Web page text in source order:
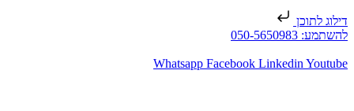
דילוג לתוכן
להשתמע: 050-5650983
Whatsapp Facebook Linkedin Youtube